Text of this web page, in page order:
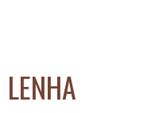
LENHA